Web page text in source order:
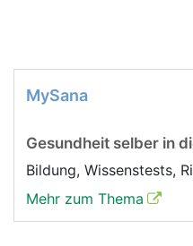
MySana
Gesundheit selber in
Bildung, Wissenstests,
Mehr zum Thema